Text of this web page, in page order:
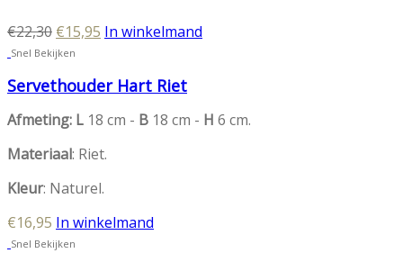
€22,30 Oorspronkelijke
prijs
€22,30.
€15,95 Huidige
€15,95.
In winkelmand
Snel Bekijken
Servethouder Hart Riet
Afmeting: L 18 cm - B 18 cm - H 6 cm.
Materiaal: Riet.
Kleur: Naturel.
€16,95 In winkelmand
Snel Bekijken